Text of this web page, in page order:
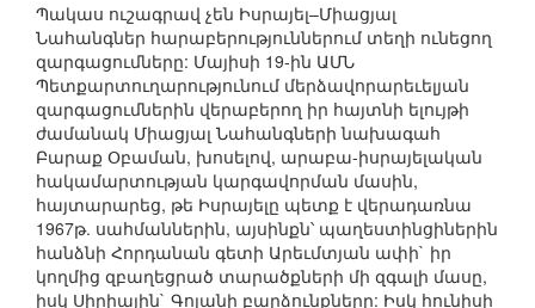
Պակաս ուշագրավ չեն Իսրայել–Միացյալ
Նահանգներ հարաբերություններում տեղի ունեցող
զարգացումները: Մայիսի 19-ին ԱՄՆ
Պետքարտուղարությունում մերձավորարեւելյան
զարգացումներին վերաբերող իր հայտնի ելույթի
ժամանակ Միացյալ Նահանգների նախագահ
Բարաք Օբաման, խոսելով, արաբա-իսրայելական
հակամարտության կարգավորման մասին,
հայտարարեց, թե Իսրայելը պետք է վերադառնա
1967թ. սահմաններին, այսինքն՝ պաղեստինցիներին
հանձնի Հորդանան գետի Արեւմտյան ափի` իր
կողմից զբաղեցրած տարածքների մի զգալի մասը,
իսկ Սիրիային` Գոլանի բարձունքները: Իսկ հունիսի